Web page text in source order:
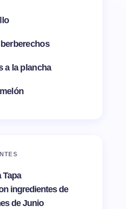
a la plancha
Tapa
ingredientes de
de Junio